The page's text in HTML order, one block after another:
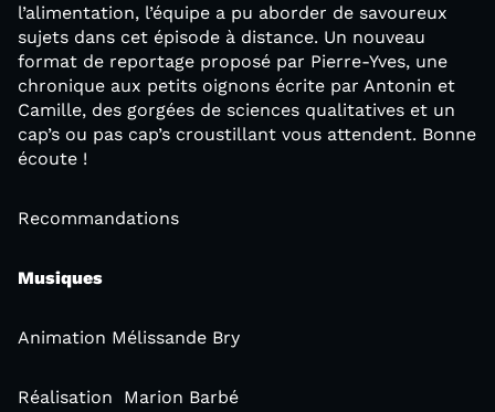
l’alimentation, l’équipe a pu aborder de savoureux
sujets dans cet épisode à distance. Un nouveau
format de reportage proposé par Pierre-Yves, une
chronique aux petits oignons écrite par Antonin et
Camille, des gorgées de sciences qualitatives et un
cap’s ou pas cap’s croustillant vous attendent. Bonne
écoute !
Recommandations
Musiques
Animation Mélissande Bry
Réalisation Marion Barbé